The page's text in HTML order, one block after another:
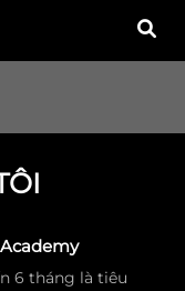
6 tháng là tiêu